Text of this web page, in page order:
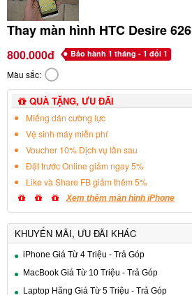
Thay màn hình HTC Desire 626
800.000đ Bảo hành 1 tháng - 1 đổi 1
Màu sắc:
QUÀ TẶNG, ƯU ĐÃI
Miếng dán cường lực
Vệ sinh máy miễn phí
Voucher 10% Dịch vụ lần sau
Đặt trước Online giảm ngay 5%
Like và Share FB giảm thêm 5%
Xem thêm màn hình iPhone
KHUYẾN MÃI, ƯU ĐÃI KHÁC
iPhone Giá Từ 4 Triệu - Trả Góp
MacBook Giá Từ 10 Triệu - Trả Góp
Laptop Hãng Giá Từ 5 Triệu - Trả Góp